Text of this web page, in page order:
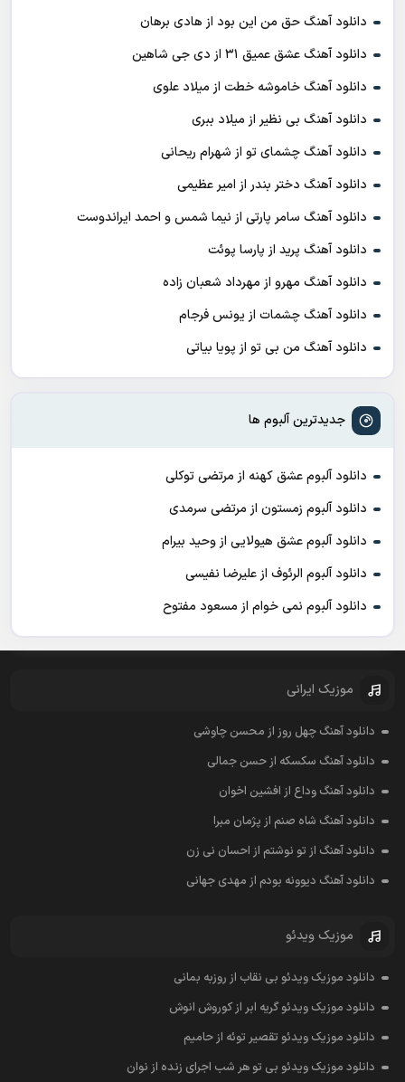
دانلود آهنگ حق من این بود از هادی برهان
دانلود آهنگ عشق عمیق ۳۱ از دی جی شاهین
دانلود آهنگ خاموشه خطت از میلاد علوی
دانلود آهنگ بی نظیر از میلاد ببری
دانلود آهنگ چشمای تو از شهرام ریحانی
دانلود آهنگ دختر بندر از امیر عظیمی
دانلود آهنگ سامر پارتی از نیما شمس و احمد ایراندوست
دانلود آهنگ پرید از پارسا پوئت
دانلود آهنگ مهرو از مهرداد شعبان زاده
دانلود آهنگ چشمات از یونس فرجام
دانلود آهنگ من بی تو از پویا بیاتی
جدیدترین آلبوم ها
دانلود آلبوم عشق کهنه از مرتضی توکلی
دانلود آلبوم زمستون از مرتضی سرمدی
دانلود آلبوم عشق هیولایی از وحید بیرام
دانلود آلبوم الرئوف از علیرضا نفیسی
دانلود آلبوم نمی خوام از مسعود مفتوح
موزیک ایرانی
دانلود آهنگ چهل روز از محسن چاوشی
دانلود آهنگ سکسکه از حسن جمالی
دانلود آهنگ وداع از افشين اخوان
دانلود آهنگ شاه صنم از پژمان مبرا
دانلود آهنگ از تو نوشتم از احسان نی زن
دانلود آهنگ دیوونه بودم از مهدی جهانی
موزیک ویدئو
دانلود موزیک ویدئو بی نقاب از روزبه بمانی
دانلود موزیک ویدئو گریه ابر از کوروش انوش
دانلود موزیک ویدئو تقصیر توئه از حامیم
دانلود موزیک ویدئو بی تو هر شب اجرای زنده از نوان